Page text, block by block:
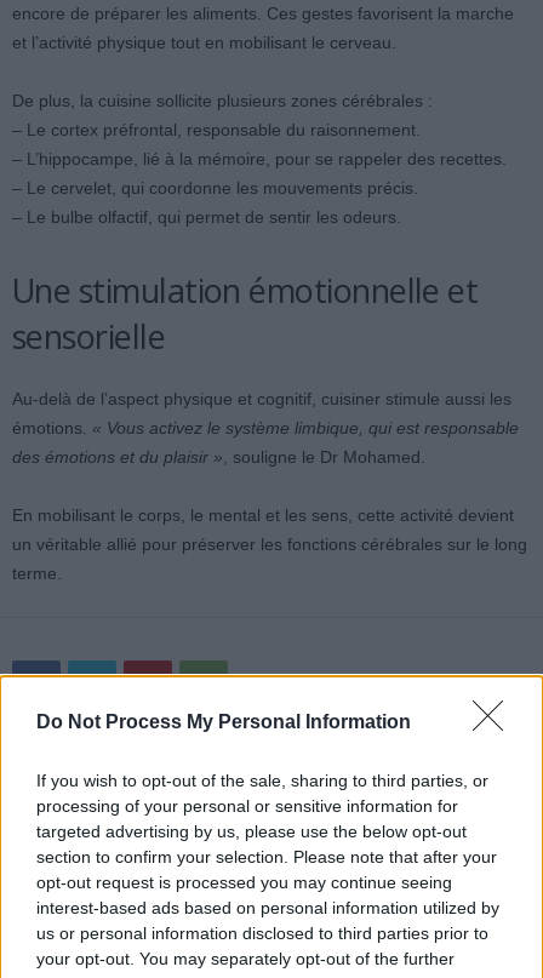
Do Not Process My Personal Information
If you wish to opt-out of the sale, sharing to third parties, or
processing of your personal or sensitive information for
targeted advertising by us, please use the below opt-out
section to confirm your selection. Please note that after your
opt-out request is processed you may continue seeing
interest-based ads based on personal information utilized by
us or personal information disclosed to third parties prior to
your opt-out. You may separately opt-out of the further
encore de préparer les aliments. Ces gestes favorisent la marche
et l’activité physique tout en mobilisant le cerveau.
De plus, la cuisine sollicite plusieurs zones cérébrales :
– Le cortex préfrontal, responsable du raisonnement.
– L’hippocampe, lié à la mémoire, pour se rappeler des recettes.
– Le cervelet, qui coordonne les mouvements précis.
– Le bulbe olfactif, qui permet de sentir les odeurs.
Une stimulation émotionnelle et
sensorielle
Au-delà de l’aspect physique et cognitif, cuisiner stimule aussi les
émotions. « Vous activez le système limbique, qui est responsable
des émotions et du plaisir » , souligne le Dr Mohamed.
En mobilisant le corps, le mental et les sens, cette activité devient
un véritable allié pour préserver les fonctions cérébrales sur le long
terme.
Pourquoi vous etes épuisé
alors que vous ne bougez
pas
Les signes révélateurs d’un
processus de fin de vie à
ne pas ignorer